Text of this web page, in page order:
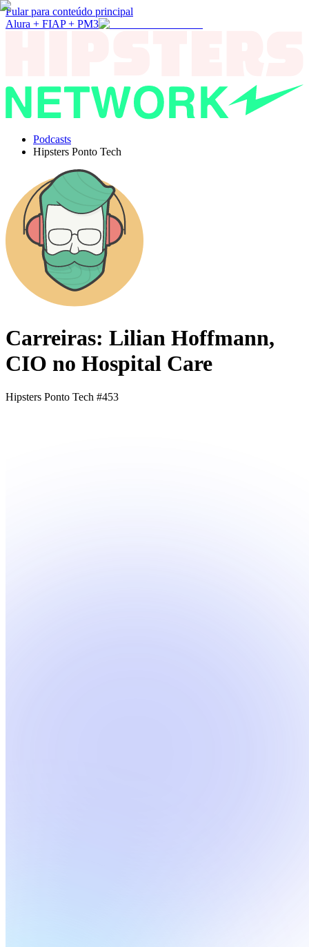
Pular para conteúdo principal
Alura + FIAP + PM3
Podcasts
Hipsters Ponto Tech
Carreiras: Lilian Hoffmann,
CIO no Hospital Care
Hipsters Ponto Tech #453